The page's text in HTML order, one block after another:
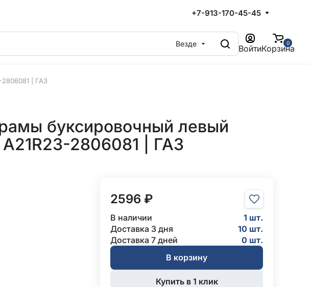
+7-913-170-45-45
Везде Войти
0
Корзина
| ГАЗ
буксировочный левый
2806081 | ГАЗ
2596 ₽
В наличии
1 шт.
Доставка 3 дня
10 шт.
Доставка 7 дней
0 шт.
В корзину
Купить в 1 клик